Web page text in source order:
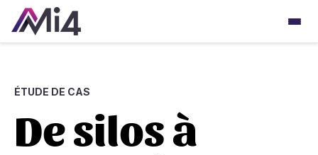
ÉTUDE DE CAS
De silos à